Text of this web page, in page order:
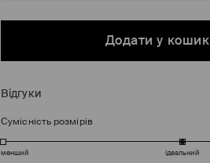
Додати у кошик
Відгуки
Сумісність розмірів
менший ідеальний